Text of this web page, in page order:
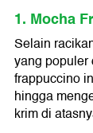
1. Mocha
Selain
yang populer
frappuccino
hingga
krim di